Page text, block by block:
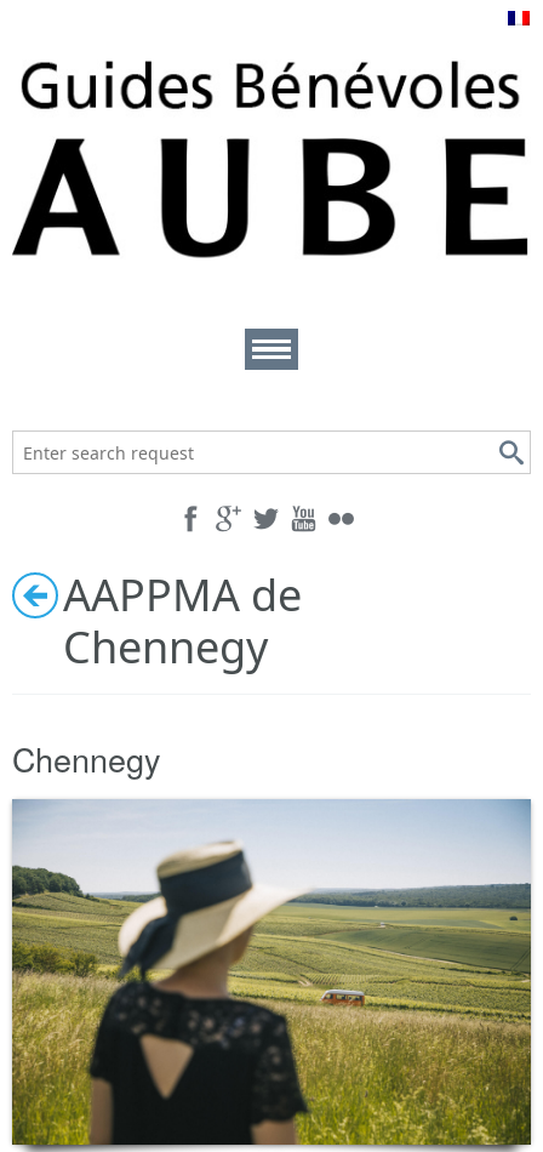
Se loger
Découvrir
Autour de moi
AAPPMA de
Chennegy
Chennegy